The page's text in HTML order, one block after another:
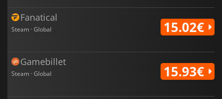
Fanatical
Steam · Global 15.02€
Gamebillet
Steam · Global 15.93€